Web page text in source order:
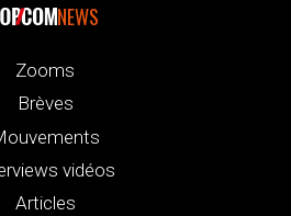
NEWS
Zooms
Brèves
vidéos
Articles